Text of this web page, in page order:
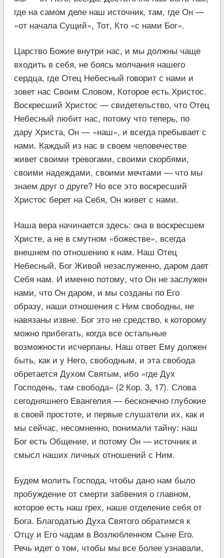
где на самом деле наш источник, там, где Он —
«от начала Сущий», Тот, Кто «с нами Бог».
Царство Божие внутри нас, и мы должны чаще
входить в себя, не боясь молчания нашего
сердца, где Отец Небесный говорит с нами и
зовет нас Своим Словом, Которое есть Христос.
Воскресший Христос — свидетельство, что Отец
Небесный любит нас, потому что теперь, по
дару Христа, Он — «наш», и всегда пребывает с
нами. Каждый из нас в своем человечестве
живет своими тревогами, своими скорбями,
своими надеждами, своими мечтами — что мы
знаем друг о друге? Но все это воскресший
Христос берет на Себя, Он живет с нами.
Наша вера начинается здесь: она в воскресшем
Христе, а не в смутном «божестве», всегда
внешнем по отношению к нам. Наш Отец
Небесный, Бог Живой незаслуженно, даром дает
Себя нам. И именно потому, что Он не заслужен
нами, что Он даром, и мы созданы по Его
образу, наши отношения с Ним свободны, не
навязаны извне. Бог это не средство, к которому
можно прибегать, когда все остальные
возможности исчерпаны. Наш ответ Ему должен
быть, как и у Него, свободным, и эта свобода
обретается Духом Святым, ибо «где Дух
Господень, там свобода» (2 Кор. 3, 17). Слова
сегодняшнего Евангелия — бесконечно глубокие
в своей простоте, и первые слушатели их, как и
мы сейчас, несомненно, понимали тайну: наш
Бог есть Общение, и потому Он — источник и
смысл наших личных отношений с Ним.
Будем молить Господа, чтобы дано нам было
пробуждение от смерти забвения о главном,
которое есть наш грех, наше отделение себя от
Бога. Благодатью Духа Святого обратимся к
Отцу и Его чадам в Возлюбленном Сыне Его.
Речь идет о том, чтобы мы все более узнавали,